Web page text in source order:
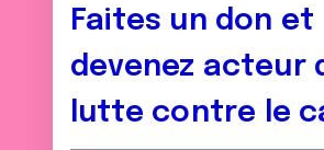
Faites un don et
devenez acteur
lutte contre le